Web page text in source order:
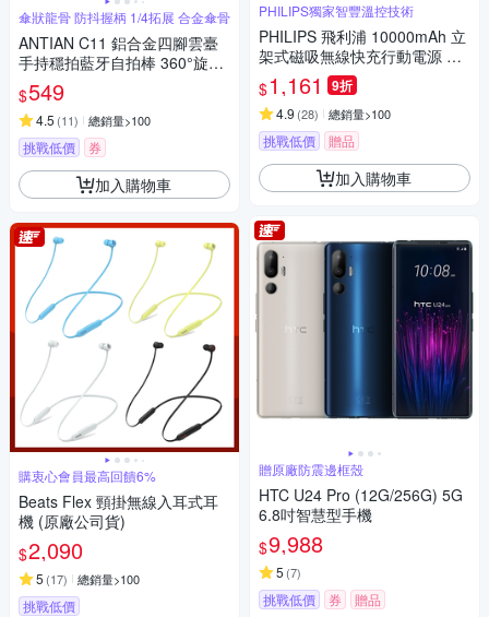
傘狀龍骨 防抖握柄 1/4拓展 合金傘骨
ANTIAN C11 鋁合金四腳雲臺
手持穩拍藍牙自拍棒 360°旋轉
直播攝影四腳架 折疊收納旅行
自拍棒 185cm
$549
4.5 (11) 總銷量>100
挑戰低價 券
加入購物車
購衷心會員最高回饋6%
Beats Flex 頸掛無線入耳式耳
機 (原廠公司貨)
$2,090
5 (17) 總銷量>100
挑戰低價
PHILIPS獨家智豐溫控技術
PHILIPS 飛利浦 10000mAh 立
架式磁吸無線快充行動電源 DL
P2716Q
$1,161 9折
4.9 (28) 總銷量>100
挑戰低價 贈品
加入購物車
贈原廠防震邊框殼
HTC U24 Pro (12G/256G) 5G
6.8吋智慧型手機
$9,988
5 (7)
挑戰低價 券 贈品